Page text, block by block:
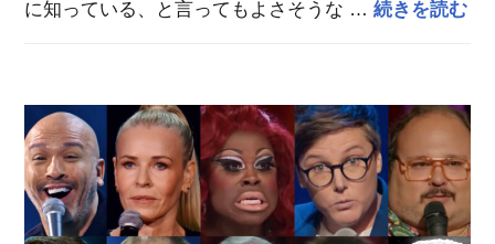
に知っている、と言ってもよさそうな …続きを読むア